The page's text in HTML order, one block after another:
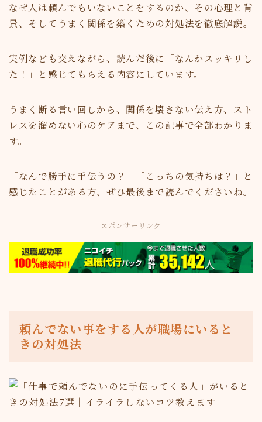
なぜ人は頼んでもいないことをするのか、その心理と背
景、そしてうまく関係を築くための対処法を徹底解説。
実例なども交えながら、読んだ後に「なんかスッキリし
た！」と感じてもらえる内容にしています。
うまく断る言い回しから、関係を壊さない伝え方、スト
レスを溜めない心のケアまで、この記事で全部わかりま
す。
「なんで勝手に手伝うの？」「こっちの気持ちは？」と
感じたことがある方、ぜひ最後まで読んでくださいね。
スポンサーリンク
頼んでない事をする人が職場にいると
きの対処法